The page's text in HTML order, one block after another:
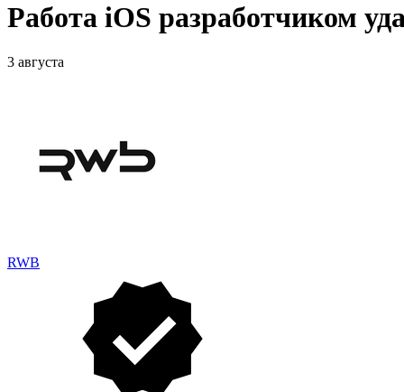
Работа iOS разработчиком
3 августа
RWB